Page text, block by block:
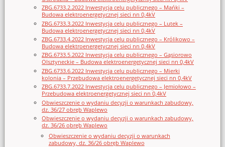
ZBG.6733.2.2022 Inwestycja celu publicznego – Mańki –
Budowa elektroenergetycznej sieci nn 0,4kV
ZBG.6733.3.2022 Inwestycja celu publicznego – Lutek –
Budowa elektroenergetycznej sieci nn 0,4kV
ZBG.6733.4.2022 Inwestycja celu publicznego – Królikowo –
Budowa elektroenergetycznej sieci nn 0,4kV
ZBG.6733.5.2022 Inwestycja celu publicznego – Gąsiorowo
Olsztyneckie – Budowa elektroenergetycznej sieci nn 0,4kV
ZBG.6733.6.2022 Inwestycja celu publicznego – Mierki
kolonia – Przebudowa elektroenergetycznej sieci nn 0,4kV
ZBG.6733.7.2022 Inwestycja celu publicznego – Jemiołowo –
Przebudowa elektroenergetycznej sieci nn 0,4kV
Obwieszczenie o wydaniu decyzji o warunkach zabudowy,
dz. 36/27 obręb Waplewo
Obwieszczenie o wydaniu decyzji o warunkach zabudowy,
dz. 36/26 obręb Waplewo
Obwieszczenie o wydaniu decyzji o warunkach
zabudowy, dz. 36/26 obręb Waplewo